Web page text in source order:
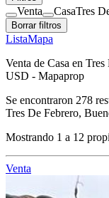
Venta CasaTres
Borrar filtros
ListaMapa
Venta de Casa en
USD - Mapaprop
Se encontraron 278
Tres De Febrero,
Mostrando 1 a 12
Venta